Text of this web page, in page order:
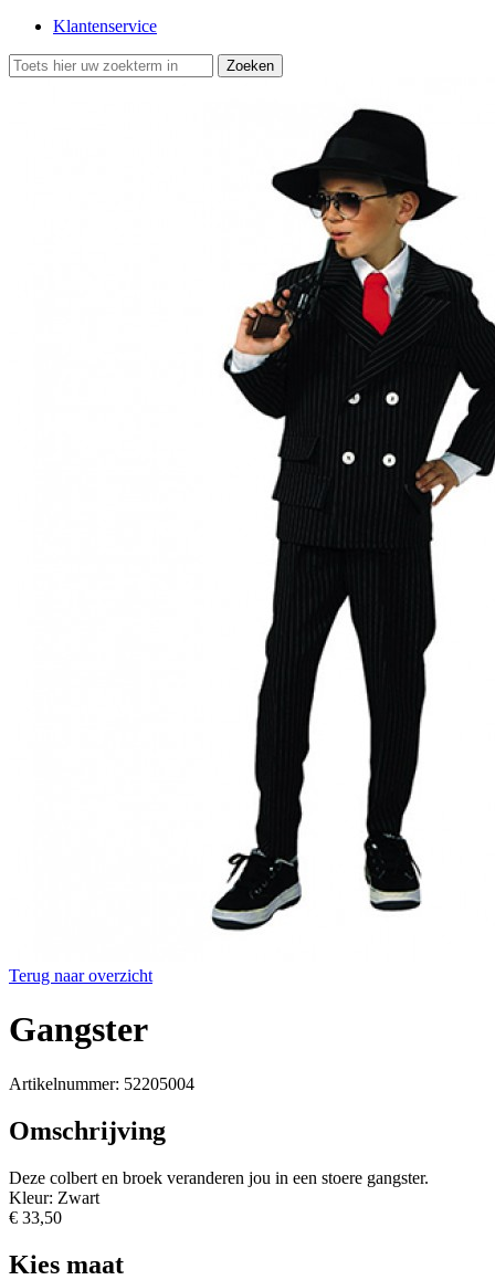
Klantenservice
Terug naar overzicht
Gangster
Artikelnummer: 52205004
Omschrijving
Deze colbert en broek veranderen jou in een stoere gangster.
Kleur: Zwart
€ 33,50
Kies maat